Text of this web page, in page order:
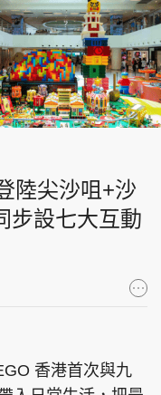
陸尖沙咀+沙
步設七大互動
香港首次與九